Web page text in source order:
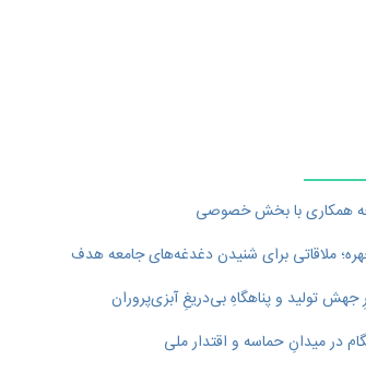
همکاری با بخش خصوصی
ملاقاتی برای شنیدن دغدغه‌های جامعه هدف
جهش تولید و پناهگاهِ بی‌دریغِ آبزی‌پروران
در میدانِ حماسه و اقتدار ملی